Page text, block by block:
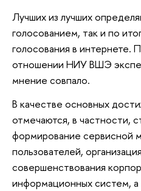
Лучших из лучших
голосованием, так и по
голосования в интернете.
отношении НИУ ВШЭ
мнение совпало.
В качестве основных
отмечаются, в частности,
формирование сервисной
пользователей,
совершенствования
информационных систем,